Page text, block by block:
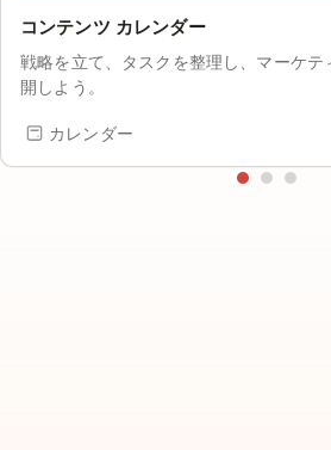
コンテンツ カレンダー
戦略を立て、タスクを整理し、マーケテ
開しよう。
カレンダー